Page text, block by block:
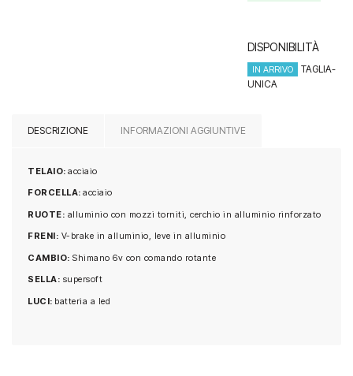
prezzo
319.00€.
prezzo
DISPONIBILITÀ
IN ARRIVO
TAGLIA-
UNICA
DESCRIZIONE INFORMAZIONI AGGIUNTIVE
TELAIO: acciaio
FORCELLA: acciaio
RUOTE: alluminio con mozzi torniti, cerchio in alluminio rinforzato
FRENI: V-brake in alluminio, leve in alluminio
CAMBIO: Shimano 6v con comando rotante
SELLA: supersoft
LUCI: batteria a led